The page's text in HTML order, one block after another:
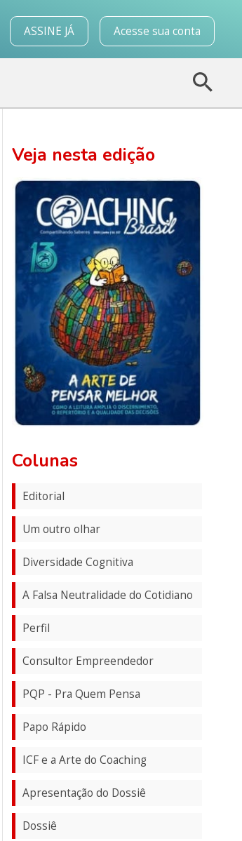
ASSINE JÁ Acesse sua conta
Veja nesta edição
Colunas
Editorial
Um outro olhar
Diversidade Cognitiva
A Falsa Neutralidade do Cotidiano
Perfil
Consultor Empreendedor
PQP - Pra Quem Pensa
Papo Rápido
ICF e a Arte do Coaching
Apresentação do Dossiê
Dossiê